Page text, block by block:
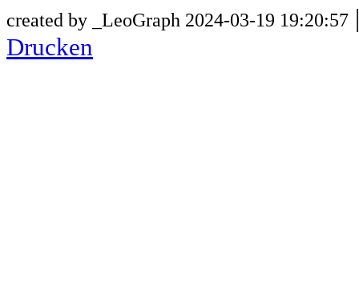
created by _LeoGraph 2024-03-19 19:20:57
Drucken